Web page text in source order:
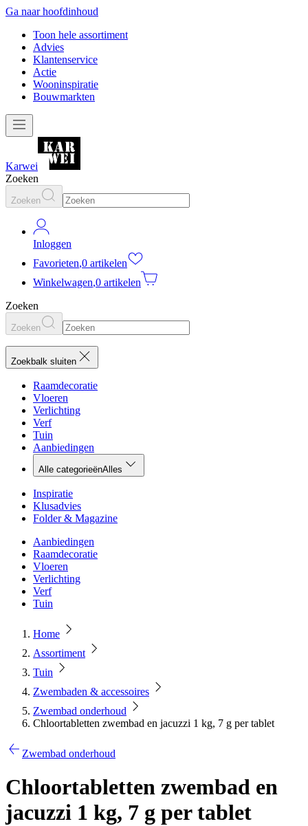
Ga naar hoofdinhoud
Toon hele assortiment
Advies
Klantenservice
Actie
Wooninspiratie
Bouwmarkten
Karwei
Zoeken
Zoeken
Inloggen
Favorieten,0 artikelen
Winkelwagen,0 artikelen
Zoeken
Zoeken
Zoekbalk sluiten
Raamdecoratie
Vloeren
Verlichting
Verf
Tuin
Aanbiedingen
Alle categorieënAlles
Inspiratie
Klusadvies
Folder & Magazine
Aanbiedingen
Raamdecoratie
Vloeren
Verlichting
Verf
Tuin
Home
Assortiment
Tuin
Zwembaden & accessoires
Zwembad onderhoud
Chloortabletten zwembad en jacuzzi 1 kg, 7 g per tablet
Zwembad onderhoud
Chloortabletten zwembad en
jacuzzi 1 kg, 7 g per tablet